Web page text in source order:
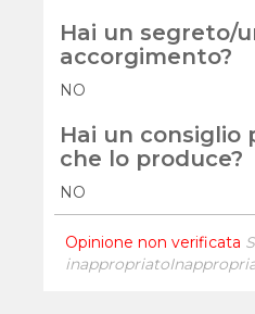
Hai un segreto/
accorgimento?
NO
Hai un consiglio
che lo produce?
NO
Opinione non verificata
inappropriato